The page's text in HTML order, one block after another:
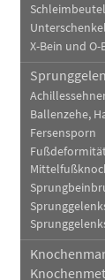
X-Bein und O-
Ballenzehe,
Fersensporn